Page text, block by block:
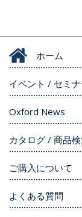
ホーム
イベント / セミ
Oxford News
カタログ / 商品
ご購入について
よくある質問